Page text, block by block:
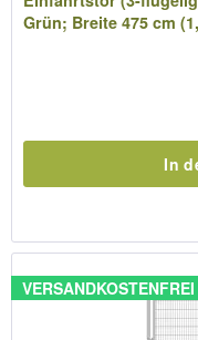
Grün; Breite 475 cm
In
VERSANDKOSTENFREI